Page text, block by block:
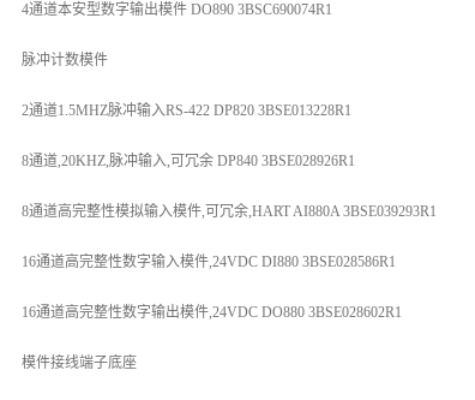
4通道本安型数字输出模件 DO890 3BSC690074R1
脉冲计数模件
2通道1.5MHZ脉冲输入RS-422 DP820 3BSE013228R1
8通道,20KHZ,脉冲输入,可冗余 DP840 3BSE028926R1
8通道高完整性模拟输入模件,可冗余,HART AI880A 3BSE039293R1
16通道高完整性数字输入模件,24VDC DI880 3BSE028586R1
16通道高完整性数字输出模件,24VDC DO880 3BSE028602R1
模件接线端子底座